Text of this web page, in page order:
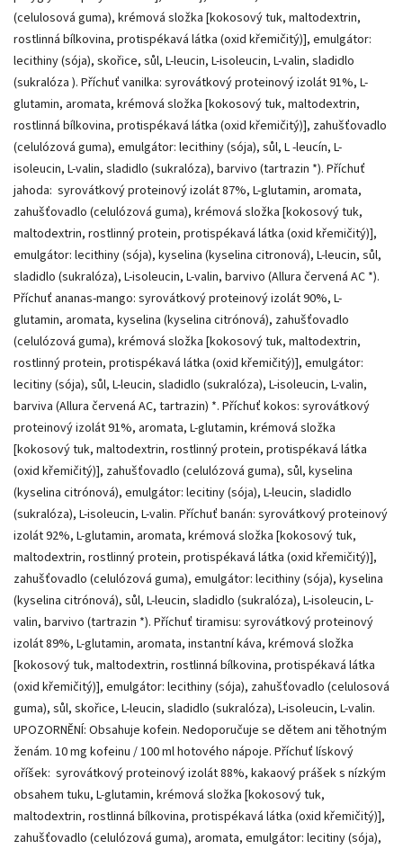
(celulosová guma), krémová složka [kokosový tuk, maltodextrin,
rostlinná bílkovina, protispékavá látka (oxid křemičitý)], emulgátor:
lecithiny (sója), skořice, sůl, L-leucin, L-isoleucin, L-valin, sladidlo
(sukralóza ). Příchuť vanilka: syrovátkový proteinový izolát 91%, L-
glutamin, aromata, krémová složka [kokosový tuk, maltodextrin,
rostlinná bílkovina, protispékavá látka (oxid křemičitý)], zahušťovadlo
(celulózová guma), emulgátor: lecithiny (sója), sůl, L -leucín, L-
isoleucin, L-valin, sladidlo (sukralóza), barvivo (tartrazin *). Příchuť
jahoda: syrovátkový proteinový izolát 87%, L-glutamin, aromata,
zahušťovadlo (celulózová guma), krémová složka [kokosový tuk,
maltodextrin, rostlinný protein, protispékavá látka (oxid křemičitý)],
emulgátor: lecithiny (sója), kyselina (kyselina citronová), L-leucin, sůl,
sladidlo (sukralóza), L-isoleucin, L-valin, barvivo (Allura červená AC *).
Příchuť ananas-mango: syrovátkový proteinový izolát 90%, L-
glutamin, aromata, kyselina (kyselina citrónová), zahušťovadlo
(celulózová guma), krémová složka [kokosový tuk, maltodextrin,
rostlinný protein, protispékavá látka (oxid křemičitý)], emulgátor:
lecitiny (sója), sůl, L-leucin, sladidlo (sukralóza), L-isoleucin, L-valin,
barviva (Allura červená AC, tartrazin) *. Příchuť kokos: syrovátkový
proteinový izolát 91%, aromata, L-glutamin, krémová složka
[kokosový tuk, maltodextrin, rostlinný protein, protispékavá látka
(oxid křemičitý)], zahušťovadlo (celulózová guma), sůl, kyselina
(kyselina citrónová), emulgátor: lecitiny (sója), L-leucin, sladidlo
(sukralóza), L-isoleucin, L-valin. Příchuť banán: syrovátkový proteinový
izolát 92%, L-glutamin, aromata, krémová složka [kokosový tuk,
maltodextrin, rostlinný protein, protispékavá látka (oxid křemičitý)],
zahušťovadlo (celulózová guma), emulgátor: lecithiny (sója), kyselina
(kyselina citrónová), sůl, L-leucin, sladidlo (sukralóza), L-isoleucin, L-
valin, barvivo (tartrazin *). Příchuť tiramisu: syrovátkový proteinový
izolát 89%, L-glutamin, aromata, instantní káva, krémová složka
[kokosový tuk, maltodextrin, rostlinná bílkovina, protispékavá látka
(oxid křemičitý)], emulgátor: lecithiny (sója), zahušťovadlo (celulosová
guma), sůl, skořice, L-leucin, sladidlo (sukralóza), L-isoleucin, L-valin.
UPOZORNĚNÍ: Obsahuje kofein. Nedoporučuje se dětem ani těhotným
ženám. 10 mg kofeinu / 100 ml hotového nápoje. Příchuť lískový
oříšek: syrovátkový proteinový izolát 88%, kakaový prášek s nízkým
obsahem tuku, L-glutamin, krémová složka [kokosový tuk,
maltodextrin, rostlinná bílkovina, protispékavá látka (oxid křemičitý)],
zahušťovadlo (celulózová guma), aromata, emulgátor: lecitiny (sója),